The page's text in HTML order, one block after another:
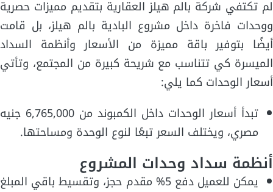
لم تكتفي شركة بالم هيلز العقارية بتقديم مميزات حصرية
ووحدات فاخرة داخل مشروع البادية بالم هيلز، بل قامت
أيضًا بتوفير باقة مميزة من الأسعار وأنظمة السداد
الميسرة كي تتناسب مع شريحة كبيرة من المجتمع، وتأتي
أسعار الوحدات كما يلي:
تبدأ أسعار الوحدات داخل الكمبوند من 6,765,000 جنيه
مصري، ويختلف السعر تبعًا لنوع الوحدة ومساحتها.
أنظمة سداد وحدات المشروع
يمكن للعميل دفع 5% مقدم حجز، وتقسيط باقي المبلغ